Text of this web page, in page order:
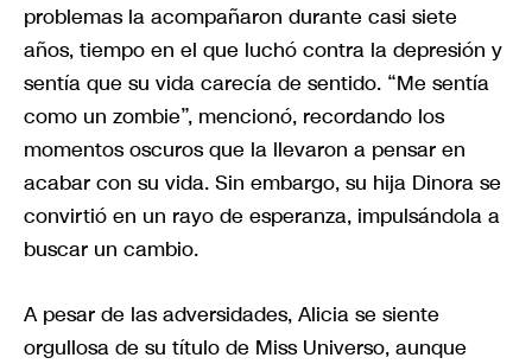
problemas la acompañaron durante casi siete
años, tiempo en el que luchó contra la depresión y
sentía que su vida carecía de sentido. “Me sentía
como un zombie”, mencionó, recordando los
momentos oscuros que la llevaron a pensar en
acabar con su vida. Sin embargo, su hija Dinora se
convirtió en un rayo de esperanza, impulsándola a
buscar un cambio.
A pesar de las adversidades, Alicia se siente
orgullosa de su título de Miss Universo, aunque